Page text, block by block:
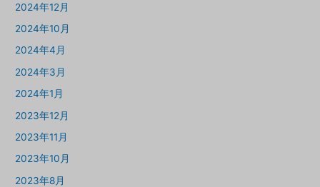
2024年12月
2024年10月
2024年4月
2024年3月
2024年1月
2023年12月
2023年11月
2023年10月
2023年8月